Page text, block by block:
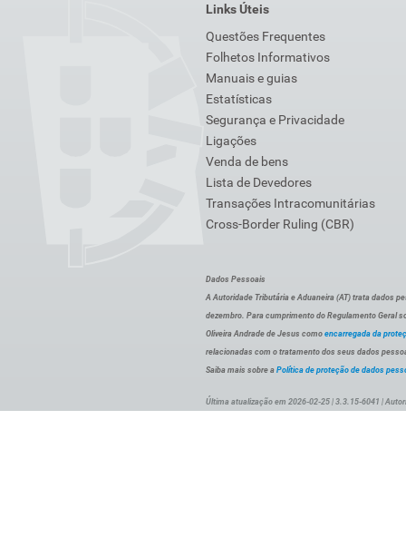
Links Úteis
Questões Frequentes
Folhetos Informativos
Manuais e guias
Estatísticas
Segurança e Privacidade
Ligações
Venda de bens
Lista de Devedores
Transações Intracomunitárias
Cross-Border Ruling (CBR)
Dados Pessoais
A Autoridade Tributária e Aduaneira (AT) trata dados
dezembro. Para cumprimento do Regulamento Geral
Oliveira Andrade de Jesus como encarregada da
relacionadas com o tratamento dos seus dados
Saiba mais sobre a Política de proteção de dados
Última atualização em 2026-02-25 | 3.3.15-6041 |